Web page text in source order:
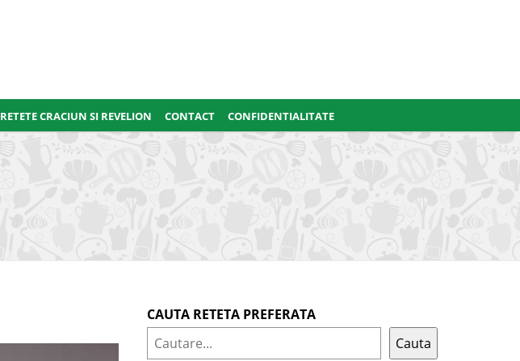
RETETE CRACIUN SI REVELION CONTACT CONFIDENTIALITATE
CAUTA RETETA PREFERATA
Cauta